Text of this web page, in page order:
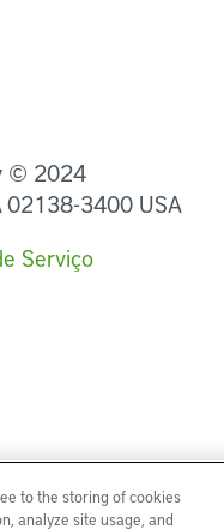
© 2024
02138-3400 USA
Serviço
to the storing of cookies
analyze site usage, and